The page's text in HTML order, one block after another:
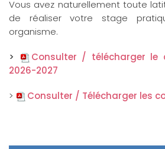
Vous avez naturellement toute
de réaliser votre stage
organisme.
>
Consulter / télécharger le
2026-2027
> Consulter / Télécharger les